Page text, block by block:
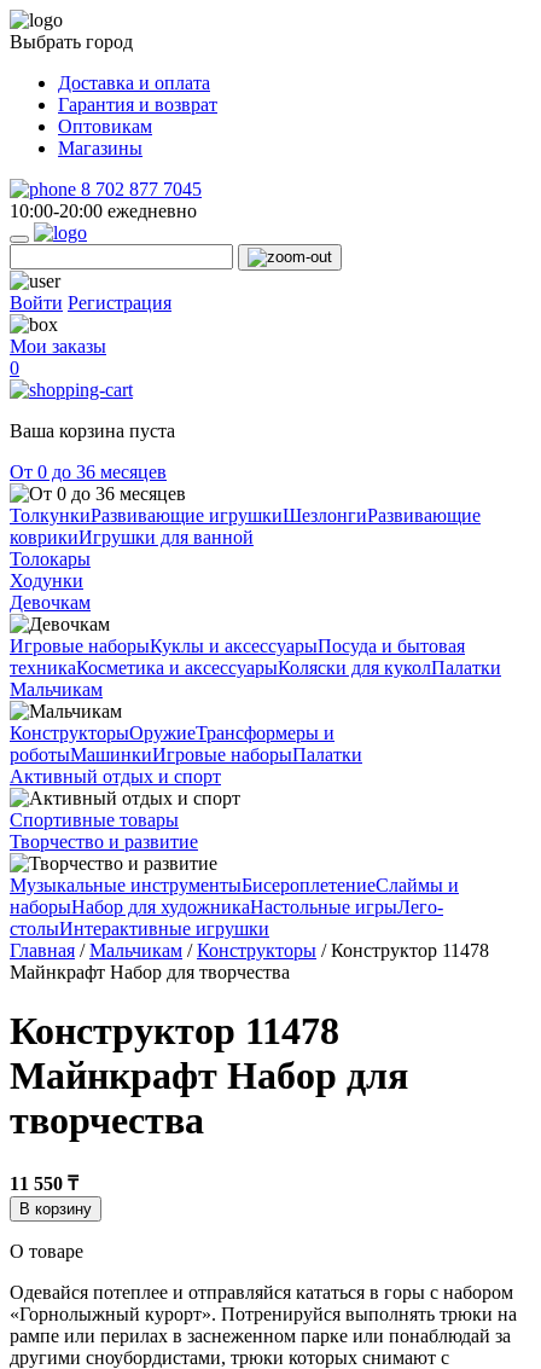
Выбрать город
Доставка и оплата
Гарантия и возврат
Оптовикам
Магазины
8 702 877 7045
10:00-20:00 ежедневно
Войти Регистрация
Мои заказы
0
Ваша корзина пуста
От 0 до 36 месяцев
ТолкункиРазвивающие игрушкиШезлонгиРазвивающие
коврикиИгрушки для ванной
Толокары
Ходунки
Девочкам
Игровые наборыКуклы и аксессуарыПосуда и бытовая
техникаКосметика и аксессуарыКоляски для куколПалатки
Мальчикам
КонструкторыОружиеТрансформеры и
роботыМашинкиИгровые наборыПалатки
Активный отдых и спорт
Спортивные товары
Творчество и развитие
Музыкальные инструментыБисероплетениеСлаймы и
наборыНабор для художникаНастольные игрыЛего-
столыИнтерактивные игрушки
Главная /Мальчикам /Конструкторы / Конструктор 11478
Майнкрафт Набор для творчества
Конструктор 11478
Майнкрафт Набор для
творчества
11 550 ₸
В корзину
О товаре
Одевайся потеплее и отправляйся кататься в горы с набором
«Горнолыжный курорт». Потренируйся выполнять трюки на
рампе или перилах в заснеженном парке или понаблюдай за
другими сноубордистами, трюки которых снимают с